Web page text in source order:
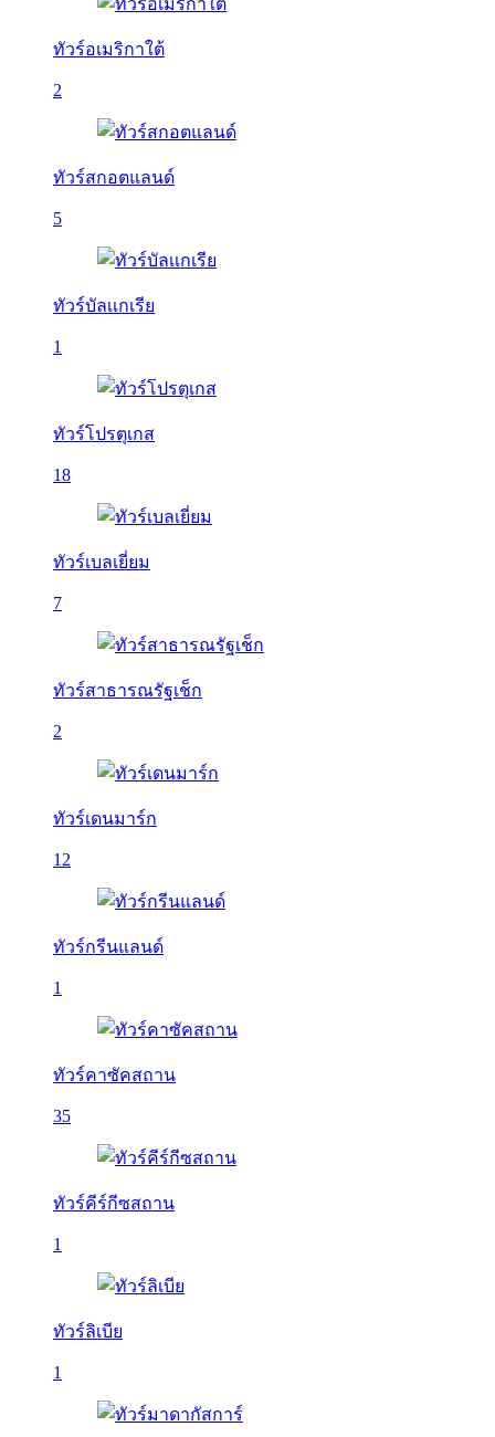
ทัวร์อเมริกาใต้
2
ทัวร์สกอตแลนด์
5
ทัวร์บัลเเกเรีย
1
ทัวร์โปรตุเกส
18
ทัวร์เบลเยี่ยม
7
ทัวร์สาธารณรัฐเช็ก
2
ทัวร์เดนมาร์ก
12
ทัวร์กรีนแลนด์
1
ทัวร์คาซัคสถาน
35
ทัวร์คีร์กีซสถาน
1
ทัวร์ลิเบีย
1